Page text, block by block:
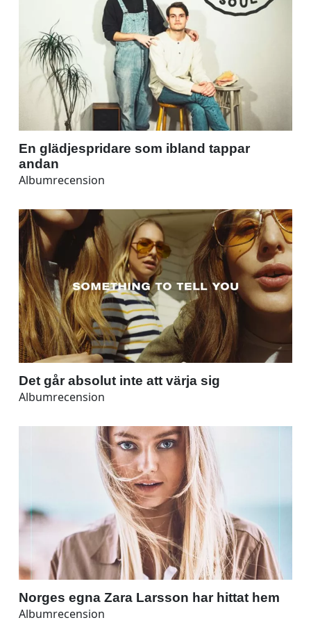
En glädjespridare som ibland tappar
andan
Albumrecension
Det går absolut inte att värja sig
Albumrecension
Norges egna Zara Larsson har hittat hem
Albumrecension